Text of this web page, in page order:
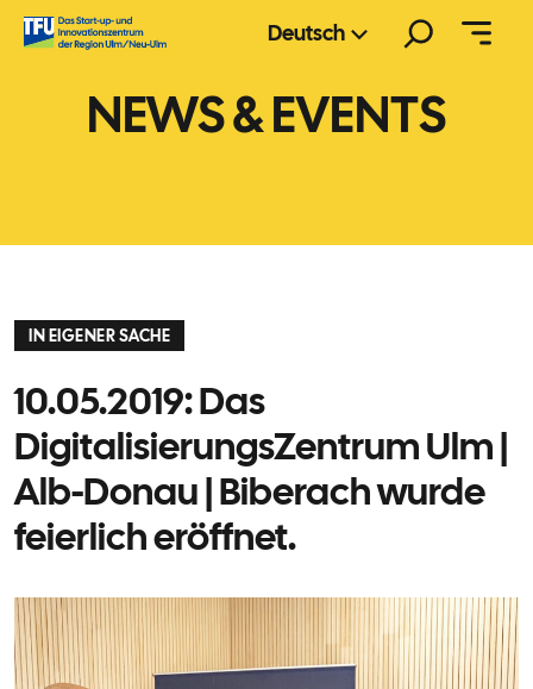
Zum
Inhalt
Deutsch
NEWS & EVENTS
IN EIGENER SACHE
10.05.2019: Das
DigitalisierungsZentrum Ulm |
Alb-Donau | Biberach wurde
feierlich eröffnet.